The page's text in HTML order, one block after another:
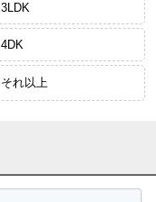
3LDK
4DK
それ以上